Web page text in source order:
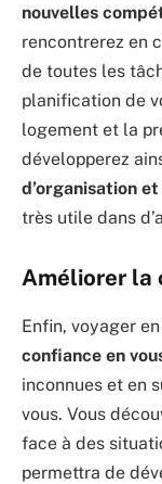
nouvelles
rencontrerez en
de toutes les
planification de
logement et la
développerez
d’organisation
très utile dans
Améliorer la
Enfin, voyager
confiance en
inconnues et en
vous. Vous
face à des
permettra de